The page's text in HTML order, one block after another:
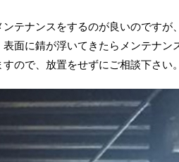
テナンスをするのが良いのですが
面に錆が浮いてきたらメンテナン
ので、放置をせずにご相談下さい。